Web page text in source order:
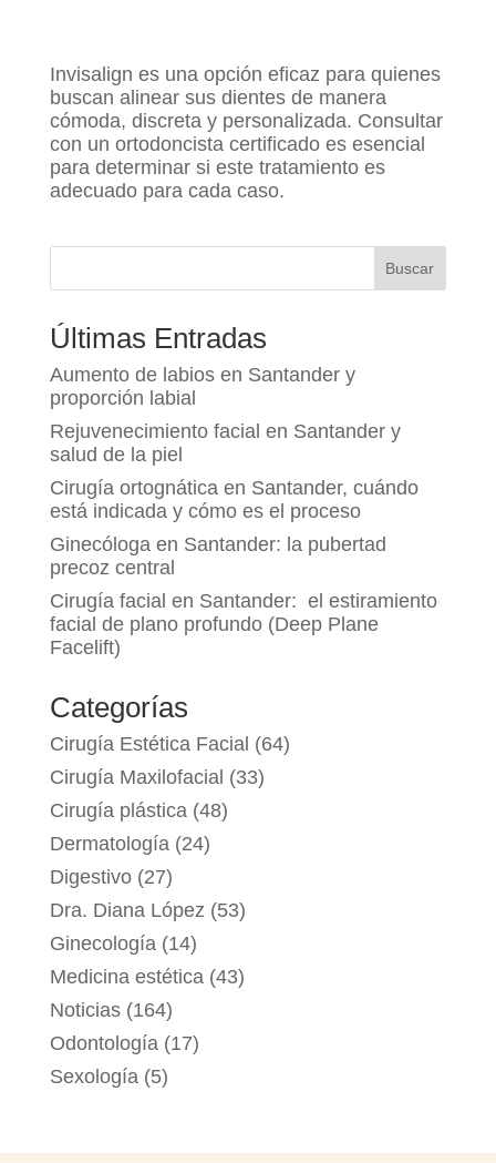
Invisalign es una opción eficaz para quienes
buscan alinear sus dientes de manera
cómoda, discreta y personalizada. Consultar
con un ortodoncista certificado es esencial
para determinar si este tratamiento es
adecuado para cada caso.
Buscar
Últimas Entradas
Aumento de labios en Santander y
proporción labial
Rejuvenecimiento facial en Santander y
salud de la piel
Cirugía ortognática en Santander, cuándo
está indicada y cómo es el proceso
Ginecóloga en Santander: la pubertad
precoz central
Cirugía facial en Santander: el estiramiento
facial de plano profundo (Deep Plane
Facelift)
Categorías
Cirugía Estética Facial (64)
Cirugía Maxilofacial (33)
Cirugía plástica(48)
Dermatología(24)
Digestivo(27)
Dra. Diana López (53)
Ginecología(14)
Medicina estética(43)
Noticias(164)
Odontología(17)
Sexología(5)